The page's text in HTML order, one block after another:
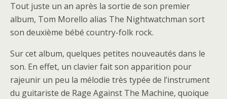
Tout juste un an après la sortie de son premier
album, Tom Morello alias The Nightwatchman sort
son deuxième bébé country-folk rock.
Sur cet album, quelques petites nouveautés dans le
son. En effet, un clavier fait son apparition pour
rajeunir un peu la mélodie très typée de l’instrument
du guitariste de Rage Against The Machine, quoique